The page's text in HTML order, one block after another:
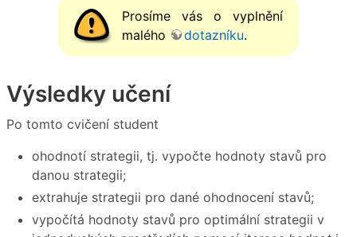
Prosíme vás o vyplnění
malého
dotazníku.
Výsledky učení
Po tomto cvičení student
ohodnotí strategii, tj. vypočte hodnoty stavů pro
danou strategii;
extrahuje strategii pro dané ohodnocení stavů;
vypočítá hodnoty stavů pro optimální strategii v